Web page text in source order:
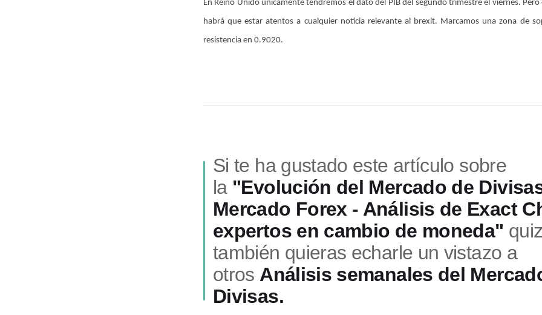
En Reino Unido únicamente tendremos el dato del PIB del segundo trimestre el viernes. Pero
habrá que estar atentos a cualquier noticia relevante al brexit. Marcamos una zona de
resistencia en 0.9020.
Si te ha gustado este artículo sobre
la "Evolución del Mercado de
Mercado Forex - Análisis de Exact
expertos en cambio de moneda"
también quieras echarle un vistazo a
otros Análisis semanales del
Divisas.